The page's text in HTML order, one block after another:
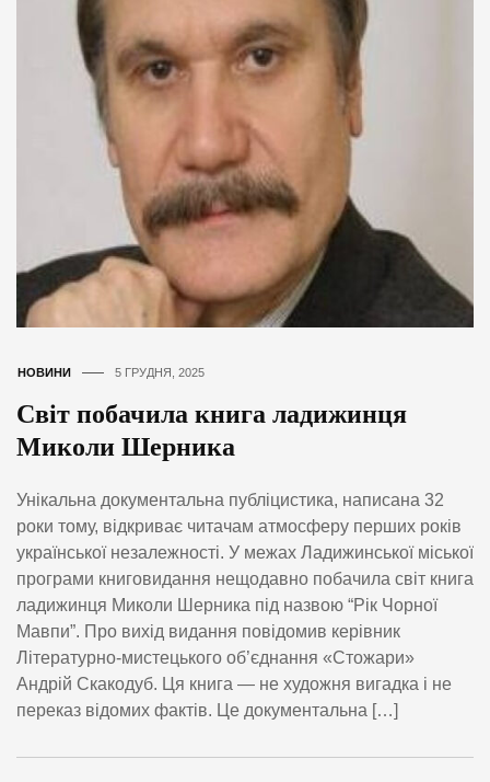
НОВИНИ 5 ГРУДНЯ, 2025
Світ побачила книга ладижинця
Миколи Шерника
Унікальна документальна публіцистика, написана 32
роки тому, відкриває читачам атмосферу перших років
української незалежності. У межах Ладижинської міської
програми книговидання нещодавно побачила світ книга
ладижинця Миколи Шерника під назвою “Рік Чорної
Мавпи”. Про вихід видання повідомив керівник
Літературно-мистецького об’єднання «Стожари»
Андрій Скакодуб. Ця книга — не художня вигадка і не
переказ відомих фактів. Це документальна […]